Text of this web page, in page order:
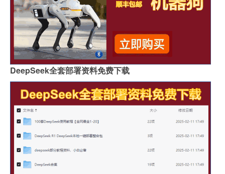
DeepSeek全套部署资料免费下载